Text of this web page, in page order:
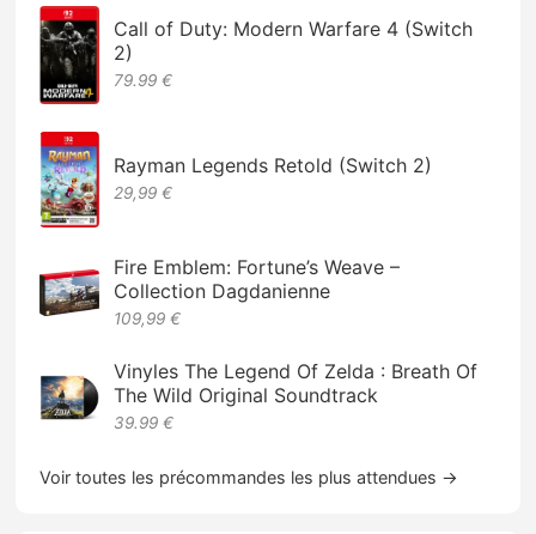
Call of Duty: Modern Warfare 4 (Switch
2)
79.99 €
Rayman Legends Retold (Switch 2)
29,99 €
Fire Emblem: Fortune’s Weave –
Collection Dagdanienne
109,99 €
Vinyles The Legend Of Zelda : Breath Of
The Wild Original Soundtrack
39.99 €
Voir toutes les précommandes les plus attendues →